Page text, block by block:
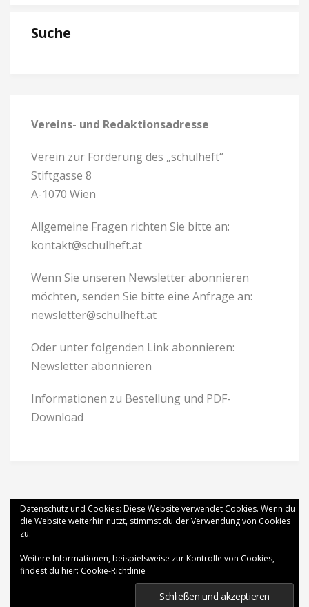
Suche
Vereins- und Redaktionsadresse
Verein zur Förderung des „schulheft“
Stiftgasse 8
A-1070 Wien
Allgemeine Fragen richten Sie bitte an:
kontakt@schulheft.at
Wenn Sie unseren Newsletter abonnieren
möchten, senden Sie bitte eine Anfrage an:
newsletter@schulheft.at
Oder unter folgenden Link abonnieren:
Newsletter abonnieren
Informationen zu Bestellung und PDF-
Download
Datenschutz und Cookies: Diese Website verwendet Cookies. Wenn du
die Website weiterhin nutzt, stimmst du der Verwendung von Cookies
zu.
Weitere Informationen, beispielsweise zur Kontrolle von Cookies,
findest du hier: Cookie-Richtlinie
2026 Schulheft.Donna Theme